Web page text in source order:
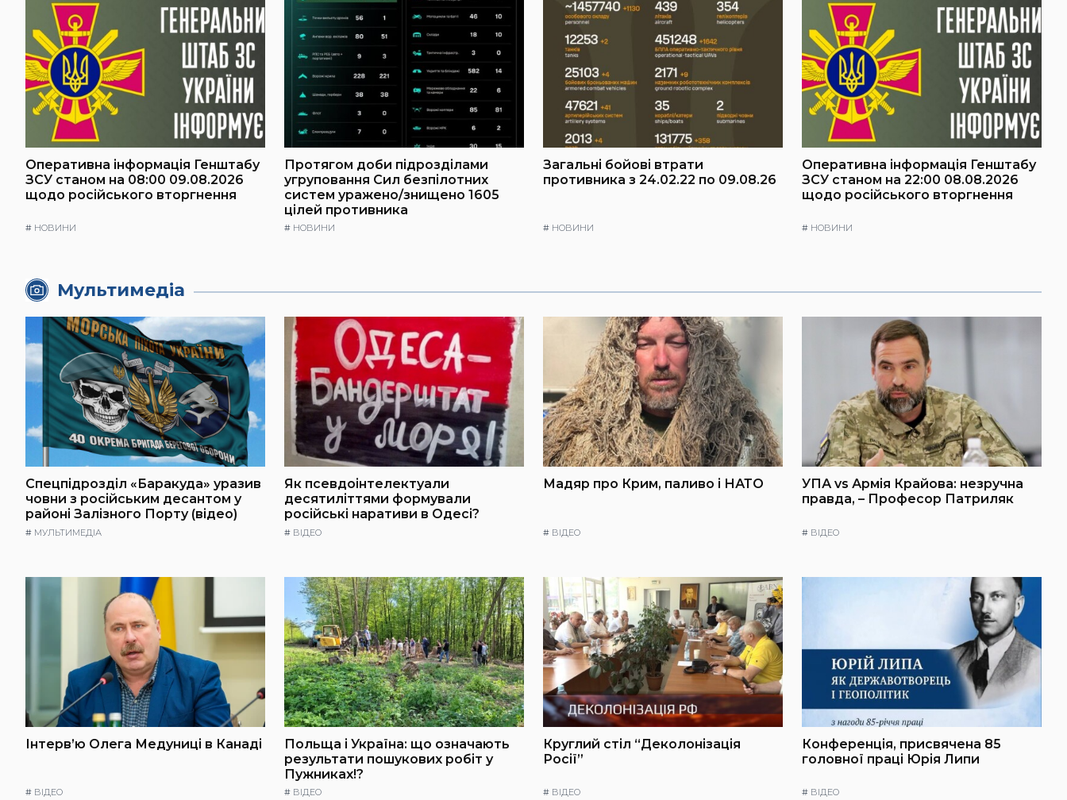
Оперативна інформація Генштабу
ЗСУ станом на 08:00 09.08.2026
щодо російського вторгнення
# НОВИНИ
Протягом доби підрозділами
угруповання Сил безпілотних
систем уражено/знищено 1605
цілей противника
# НОВИНИ
Загальні бойові втрати
противника з 24.02.22 по 09.08.26
# НОВИНИ
Оперативна інформація Генштабу
ЗСУ станом на 22:00 08.08.2026
щодо російського вторгнення
# НОВИНИ
Мультимедіа
Спецпідрозділ «Баракуда» уразив
човни з російським десантом у
районі Залізного Порту (відео)
# МУЛЬТИМЕДІА
Як псевдоінтелектуали
десятиліттями формували
російські наративи в Одесі?
# ВІДЕО
Мадяр про Крим, паливо і НАТО
# ВІДЕО
УПА vs Армія Крайова: незручна
правда, – Професор Патриляк
# ВІДЕО
Інтерв’ю Олега Медуниці в Канаді
# ВІДЕО
Польща і Україна: що означають
результати пошукових робіт у
Пужниках!?
# ВІДЕО
Круглий стіл “Деколонізація
Росії”
# ВІДЕО
Конференція, присвячена 85
головної праці Юрія Липи
# ВІДЕО